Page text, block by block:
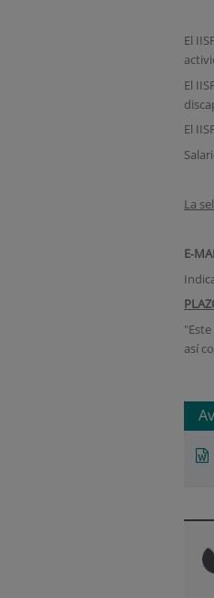
El
El
El
La
E‐
así